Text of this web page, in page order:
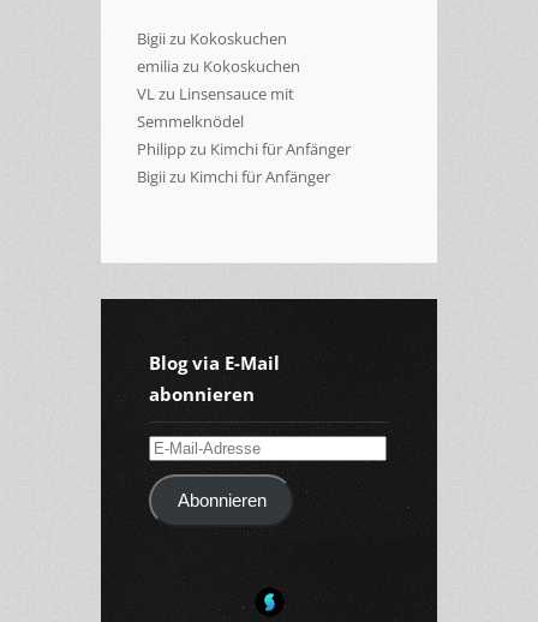
Bigiizu Kokoskuchen
emilia zu Kokoskuchen
VLzu Linsensauce mit
Semmelknödel
Philippzu Kimchi für Anfänger
Bigiizu Kimchi für Anfänger
Blog via E-Mail
abonnieren
E-
Mail-
AdresseAbonnieren